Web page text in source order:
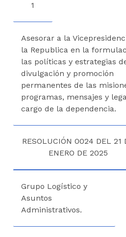
1
Asesorar a la
la Republica en la
las políticas y estrategias
divulgación y promoción
permanentes de las
programas, mensajes y
cargo de la dependencia.
RESOLUCIÓN 0024 DEL 21
ENERO DE 2025
Grupo Logístico y
Asuntos
Administrativos.